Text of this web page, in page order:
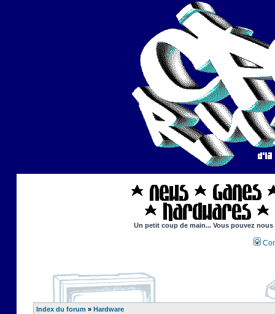
Un petit coup de main... Vous pouvez
Index du forum » Hardware